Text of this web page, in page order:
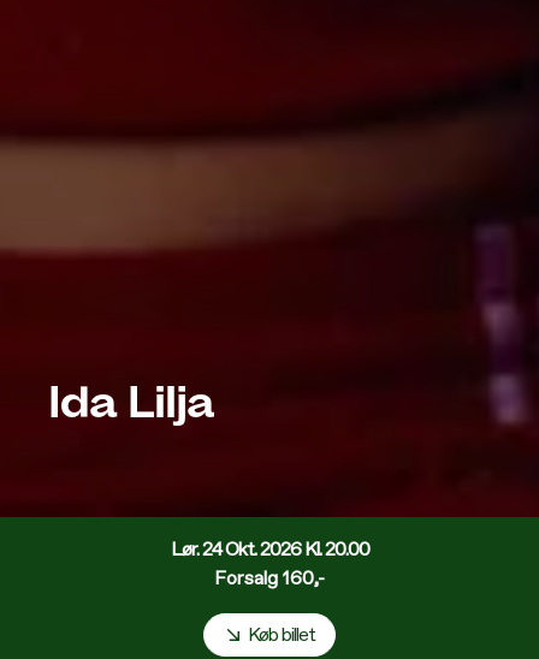
Ida Lilja
Lør. 24 Okt. 2026 Kl. 20.00
Forsalg 160,-
Køb billet